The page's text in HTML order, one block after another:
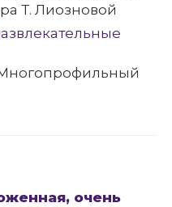
Т. Лиозновой
очень